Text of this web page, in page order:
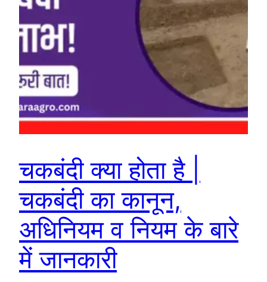
चकबंदी क्या होता है |
चकबंदी का कानून,
अधिनियम व नियम के बारे
में जानकारी